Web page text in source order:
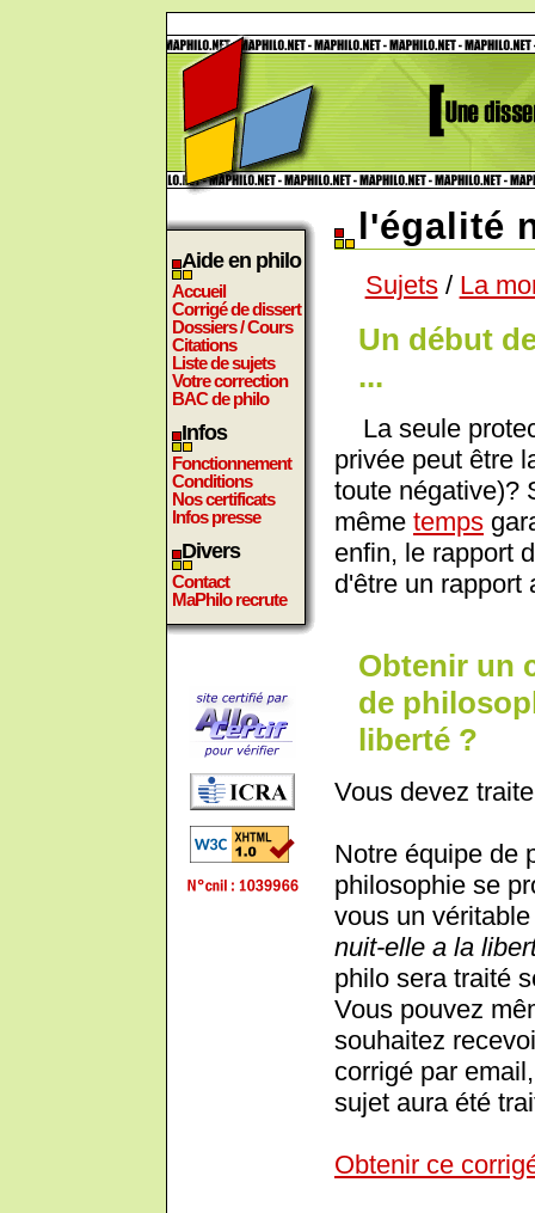
Aide en philo
Accueil
Corrigé de dissert
Dossiers / Cours
Citations
Liste de sujets
Votre correction
BAC de philo
Infos
Fonctionnement
Conditions
Nos certificats
Infos presse
Divers
Contact
MaPhilo recrute
l'égalité
Sujets/ La
Un début
...
La seule
privée peut être
toute négative)?
même temps
enfin, le rapport
d'être un rapport
Obtenir un
de
liberté ?
Vous devez
Notre équipe de
philosophie se
vous un
nuit-elle a la
philo sera traité
Vous pouvez
souhaitez
corrigé par
sujet aura été
Obtenir ce